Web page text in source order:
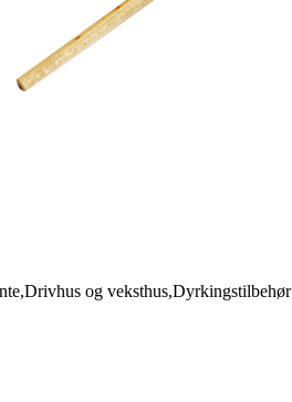
og veksthus,Dyrkingstilbehør